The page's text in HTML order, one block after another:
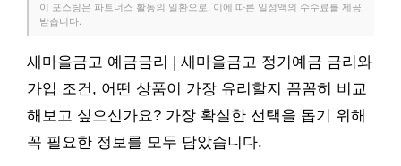
이 포스팅은 파트너스 활동의 일환으로, 이에 따른 일정액의 수수료를 제공
받습니다.
새마을금고 예금금리 | 새마을금고 정기예금 금리와
가입 조건, 어떤 상품이 가장 유리할지 꼼꼼히 비교
해보고 싶으신가요? 가장 확실한 선택을 돕기 위해
꼭 필요한 정보를 모두 담았습니다.